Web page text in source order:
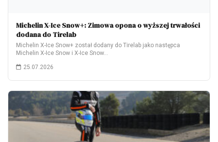
Michelin X-Ice Snow+: Zimowa opona o wyższej trwałości
dodana do Tirelab
Michelin X-Ice Snow+ został dodany do Tirelab jako następca
Michelin X-Ice Snow i X-Ice Snow…
25.07.2026